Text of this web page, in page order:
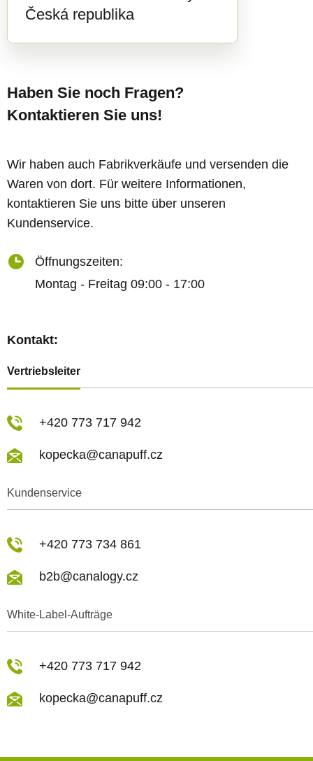
Česká republika
Haben Sie noch Fragen?
Kontaktieren Sie uns!
Wir haben auch Fabrikverkäufe und versenden die
Waren von dort. Für weitere Informationen,
kontaktieren Sie uns bitte über unseren
Kundenservice.
Öffnungszeiten:
Montag - Freitag 09:00 - 17:00
Kontakt:
Kundenservice
Vertriebsleiter
White-Label-Aufträge
+420 773 717 942
kopecka@canapuff.cz
+420 773 734 861
b2b@canalogy.cz
+420 773 717 942
kopecka@canapuff.cz